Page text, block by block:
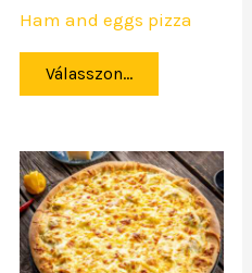
Ham and eggs pizza
Válasszon...